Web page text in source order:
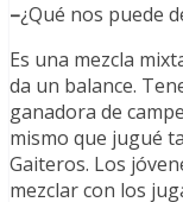
–¿Qué nos puede
Es una mezcla
da un balance.
ganadora de
mismo que jugué
Gaiteros. Los
mezclar con los